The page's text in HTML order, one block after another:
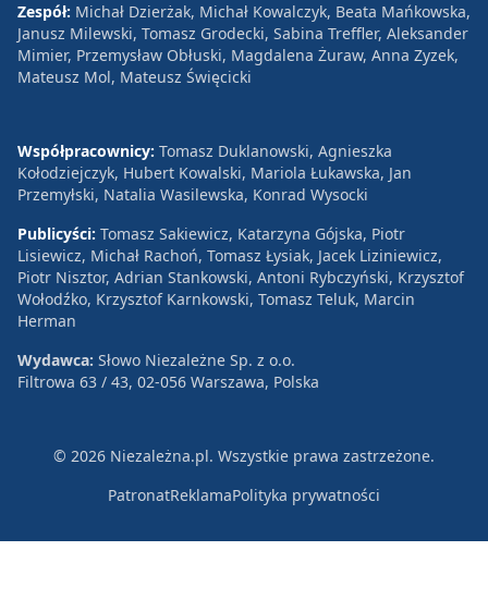
Zespół: Michał Dzierżak, Michał Kowalczyk, Beata Mańkowska,
Janusz Milewski, Tomasz Grodecki, Sabina Treffler, Aleksander
Mimier, Przemysław Obłuski, Magdalena Żuraw, Anna Zyzek,
Mateusz Mol, Mateusz Święcicki
Współpracownicy: Tomasz Duklanowski, Agnieszka
Kołodziejczyk, Hubert Kowalski, Mariola Łukawska, Jan
Przemyłski, Natalia Wasilewska, Konrad Wysocki
Publicyści: Tomasz Sakiewicz, Katarzyna Gójska, Piotr
Lisiewicz, Michał Rachoń, Tomasz Łysiak, Jacek Liziniewicz,
Piotr Nisztor, Adrian Stankowski, Antoni Rybczyński, Krzysztof
Wołodźko, Krzysztof Karnkowski, Tomasz Teluk, Marcin
Herman
Wydawca: Słowo Niezależne Sp. z o.o.
Filtrowa 63 / 43, 02-056 Warszawa, Polska
© 2026 Niezależna.pl. Wszystkie prawa zastrzeżone.
PatronatReklamaPolityka prywatności